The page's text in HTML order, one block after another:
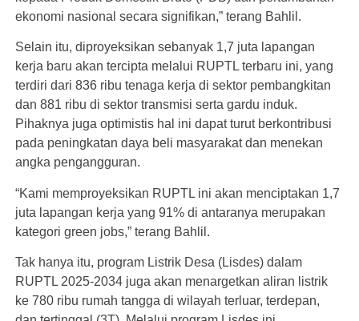
ekonomi nasional secara signifikan,” terang Bahlil.
Selain itu, diproyeksikan sebanyak 1,7 juta lapangan
kerja baru akan tercipta melalui RUPTL terbaru ini, yang
terdiri dari 836 ribu tenaga kerja di sektor pembangkitan
dan 881 ribu di sektor transmisi serta gardu induk.
Pihaknya juga optimistis hal ini dapat turut berkontribusi
pada peningkatan daya beli masyarakat dan menekan
angka pengangguran.
“Kami memproyeksikan RUPTL ini akan menciptakan 1,7
juta lapangan kerja yang 91% di antaranya merupakan
kategori green jobs,” terang Bahlil.
Tak hanya itu, program Listrik Desa (Lisdes) dalam
RUPTL 2025-2034 juga akan menargetkan aliran listrik
ke 780 ribu rumah tangga di wilayah terluar, terdepan,